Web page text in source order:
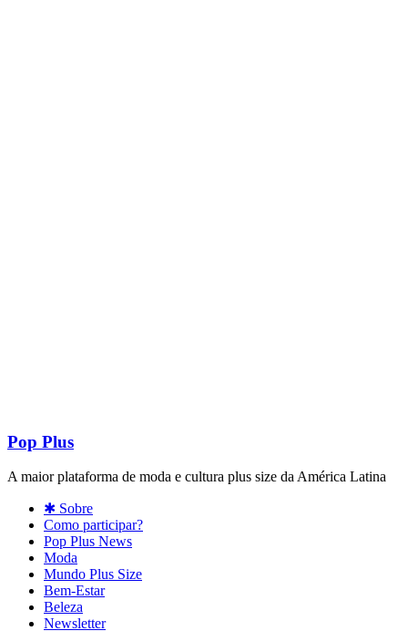
Pop Plus
A maior plataforma de moda e cultura plus size da América Latina
✱ Sobre
Como participar?
Pop Plus News
Moda
Mundo Plus Size
Bem-Estar
Beleza
Newsletter